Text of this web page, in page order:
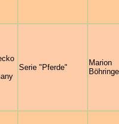
Serie "Pferde"
Marion